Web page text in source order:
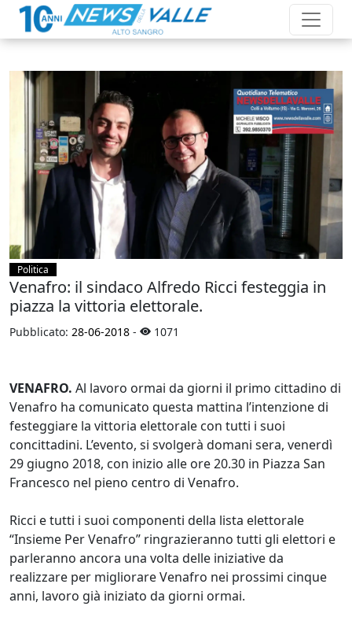
Politica
Venafro: il sindaco Alfredo Ricci festeggia in
piazza la vittoria elettorale.
Pubblicato: 28-06-2018 - 1071
VENAFRO. Al lavoro ormai da giorni il primo cittadino di
Venafro ha comunicato questa mattina l’intenzione di
festeggiare la vittoria elettorale con tutti i suoi
concittadini. L’evento, si svolgerà domani sera, venerdì
29 giugno 2018, con inizio alle ore 20.30 in Piazza San
Francesco nel pieno centro di Venafro.
Ricci e tutti i suoi componenti della lista elettorale
“Insieme Per Venafro” ringrazieranno tutti gli elettori e
parleranno ancora una volta delle iniziative da
realizzare per migliorare Venafro nei prossimi cinque
anni, lavoro già iniziato da giorni ormai.